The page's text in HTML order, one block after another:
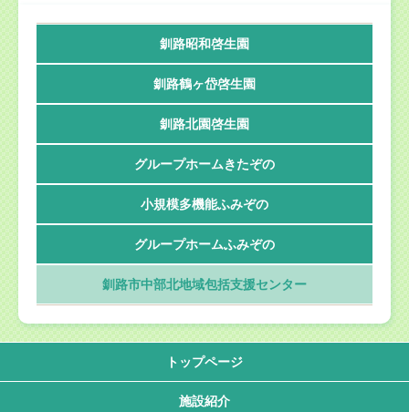
釧路昭和啓生園
釧路鶴ヶ岱啓生園
釧路北園啓生園
グループホームきたぞの
小規模多機能ふみぞの
グループホームふみぞの
釧路市中部北地域包括支援センター
トップページ
施設紹介